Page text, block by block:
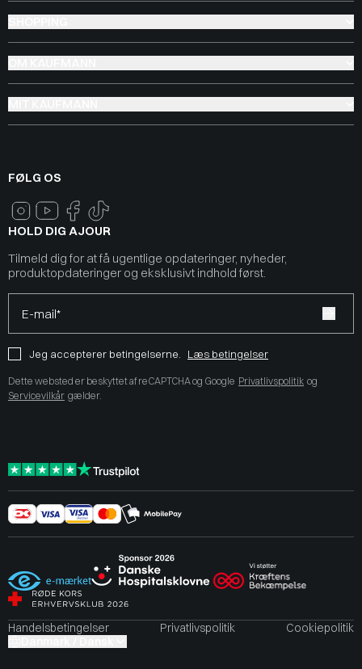
FØLG OS
HOLD DIG AJOUR
Tilmeld dig for at få ugentlige opdateringer, nyheder,
produktopdateringer og eksklusivt indhold først.
E-mail*
Jeg accepterer betingelserne. Læs betingelser
Dette websted er beskyttet af reCAPTCHA og Google Privatlivspolitik og
Servicevilkår gælder.
Handelsbetingelser Privatlivspolitik
Cookiepolitik